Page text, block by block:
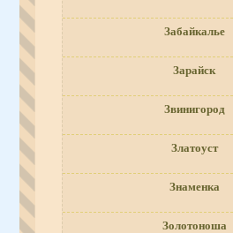
Забайкалье
Зарайск
Звинигород
Златоуст
Знаменка
Золотоноша